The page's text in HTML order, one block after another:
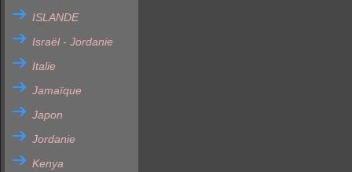
ISLANDE
Israël - Jordanie
Italie
Jamaïque
Japon
Jordanie
Kenya